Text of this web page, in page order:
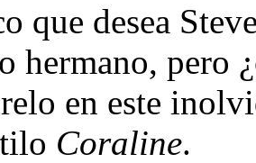
que desea
hermano, pero
en este
Coraline.